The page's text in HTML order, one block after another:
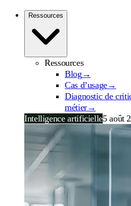
Ressources
Ressources
Blog →
Cas d’usage→
Diagnostic de
métier→
Intelligence artificielle5 août